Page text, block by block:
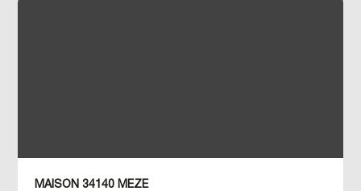
MAISON 34140 MEZE